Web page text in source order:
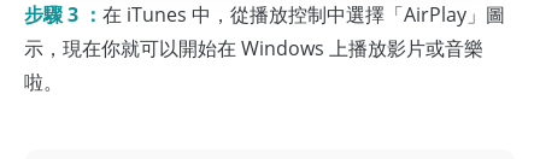
步驟 3 ： 在 iTunes 中，從播放控制中選擇「AirPlay」圖
示，現在你就可以開始在 Windows 上播放影片或音樂
啦。